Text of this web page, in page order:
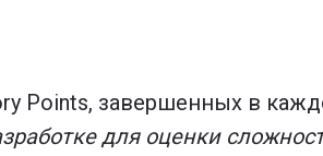
Points, завершенных в
для оценки